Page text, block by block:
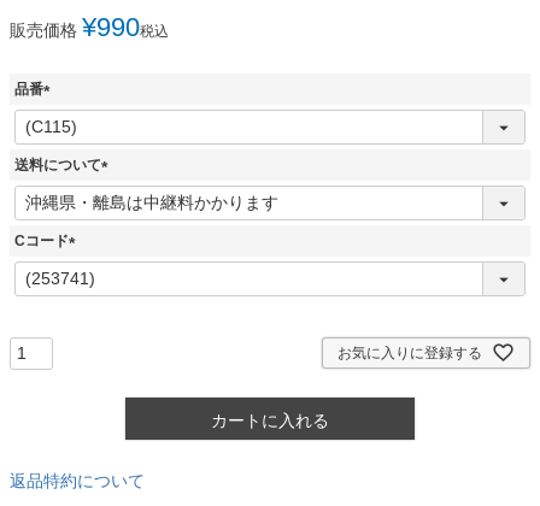
販売価格 ¥990税込
品番
(
必
須
送料について
(
必
Cコード
(
必
お気に入りに登録する
カートに入れる
返品特約について